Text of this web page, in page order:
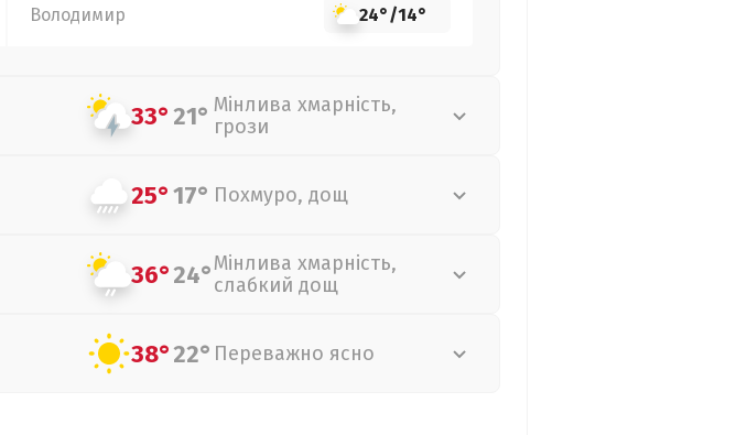
Володимир 24°/14°
33°21° Мінлива хмарність,
грози
25°17° Похмуро, дощ
36°24°Мінлива хмарність,
слабкий дощ
38°22° Переважно ясно